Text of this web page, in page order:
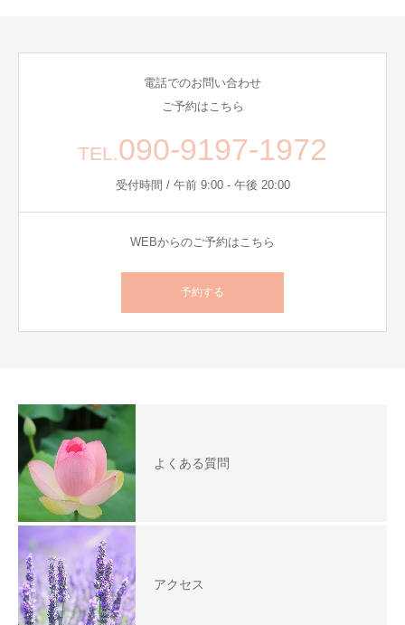
電話でのお問い合わせ
ご予約はこちら
TEL.090-9197-1972
受付時間 / 午前 9:00 - 午後 20:00
WEBからのご予約はこちら
予約する
よくある質問
アクセス